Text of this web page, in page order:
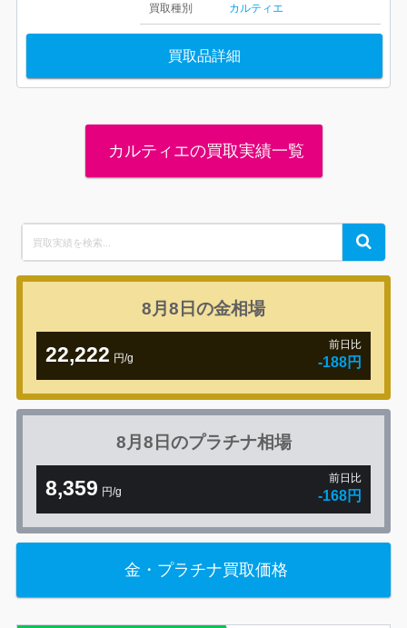
買取種別 カルティエ
買取品詳細
カルティエの買取実績一覧
for:
Search
8月8日の金相場
22,222 円/g
前日比
-188円
8月8日のプラチナ相場
8,359 円/g
前日比
-168円
金・プラチナ買取価格